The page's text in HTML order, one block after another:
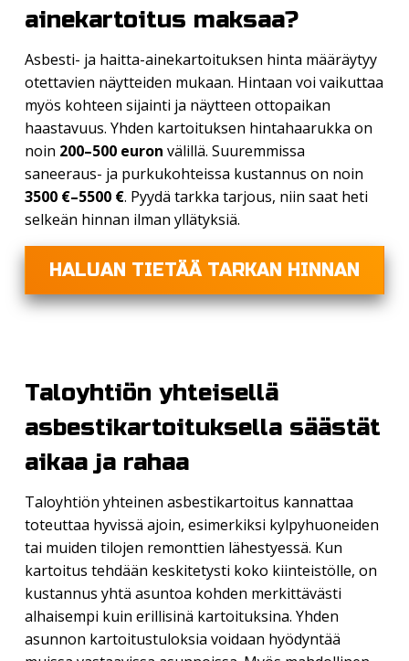
ainekartoitus maksaa?
Asbesti- ja haitta-ainekartoituksen hinta määräytyy
otettavien näytteiden mukaan. Hintaan voi vaikuttaa
myös kohteen sijainti ja näytteen ottopaikan
haastavuus. Yhden kartoituksen hintahaarukka on
noin 200–500 euron välillä. Suuremmissa
saneeraus- ja purkukohteissa kustannus on noin
3500 €–5500 €. Pyydä tarkka tarjous, niin saat heti
selkeän hinnan ilman yllätyksiä.
HALUAN TIETÄÄ TARKAN HINNAN
Taloyhtiön yhteisellä
asbestikartoituksella säästät
aikaa ja rahaa
Taloyhtiön yhteinen asbestikartoitus kannattaa
toteuttaa hyvissä ajoin, esimerkiksi kylpyhuoneiden
tai muiden tilojen remonttien lähestyessä. Kun
kartoitus tehdään keskitetysti koko kiinteistölle, on
kustannus yhtä asuntoa kohden merkittävästi
alhaisempi kuin erillisinä kartoituksina. Yhden
asunnon kartoitustuloksia voidaan hyödyntää